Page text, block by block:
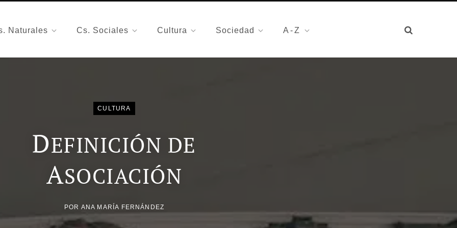
Naturales Cs. Sociales Cultura Sociedad A-Z
CULTURA
DEFINICIÓN DE
ASOCIACIÓN
POR ANA MARÍA FERNÁNDEZ